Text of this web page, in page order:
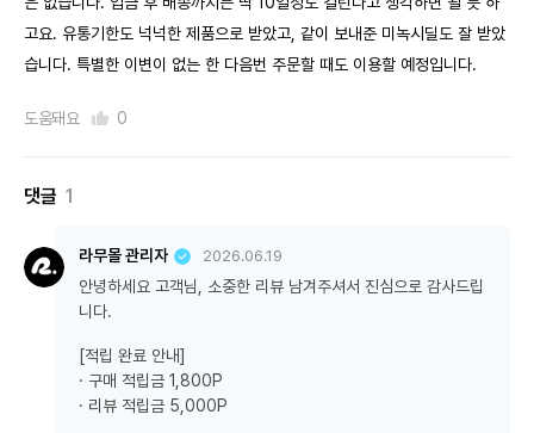
고요. 유통기한도 넉넉한 제품으로 받았고, 같이 보내준 미녹시딜도 잘 받았
습니다. 특별한 이변이 없는 한 다음번 주문할 때도 이용할 예정입니다.
도움돼요 0
댓글 1
라무몰 관리자 2026.06.19
안녕하세요 고객님, 소중한 리뷰 남겨주셔서 진심으로 감사드립
니다.
[적립 완료 안내]
· 구매 적립금 1,800P
· 리뷰 적립금 5,000P